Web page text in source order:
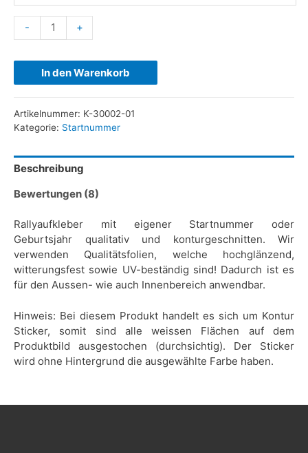
- +
In den Warenkorb
Artikelnummer: K-30002-01
Kategorie: Startnummer
Beschreibung
Bewertungen (8)
Rallyaufkleber mit eigener Startnummer oder
Geburtsjahr qualitativ und konturgeschnitten. Wir
verwenden Qualitätsfolien, welche hochglänzend,
witterungsfest sowie UV-beständig sind! Dadurch ist es
für den Aussen- wie auch Innenbereich anwendbar.
Hinweis: Bei diesem Produkt handelt es sich um Kontur
Sticker, somit sind alle weissen Flächen auf dem
Produktbild ausgestochen (durchsichtig). Der Sticker
wird ohne Hintergrund die ausgewählte Farbe haben.